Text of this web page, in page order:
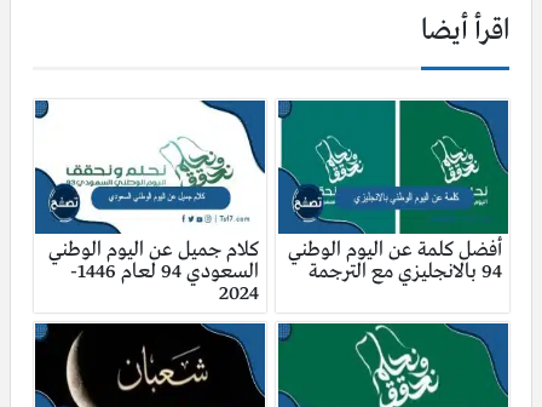
اقرأ أيضا
أفضل كلمة عن اليوم الوطني
94 بالانجليزي مع الترجمة
كلام جميل عن اليوم الوطني
السعودي 94 لعام 1446-
2024